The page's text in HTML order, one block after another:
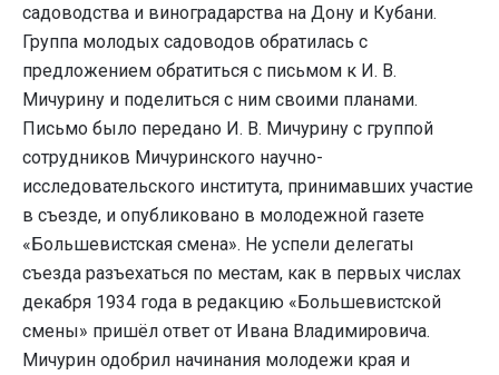
садоводства и виноградарства на Дону и Кубани.
Группа молодых садоводов обратилась с
предложением обратиться с письмом к И. В.
Мичурину и поделиться с ним своими планами.
Письмо было передано И. В. Мичурину с группой
сотрудников Мичуринского научно-
исследовательского института, принимавших участие
в съезде, и опубликовано в молодежной газете
«Большевистская смена». Не успели делегаты
съезда разъехаться по местам, как в первых числах
декабря 1934 года в редакцию «Большевистской
смены» пришёл ответ от Ивана Владимировича.
Мичурин одобрил начинания молодежи края и